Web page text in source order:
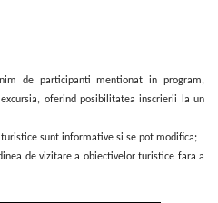
de participanti mentionat in program,
oferind posibilitatea inscrierii la un
sunt informative si se pot modifica;
de vizitare a obiectivelor turistice fara a